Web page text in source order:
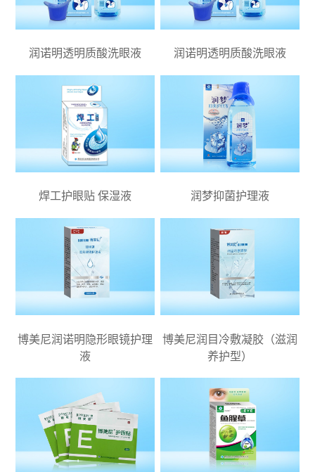
润诺明透明质酸洗眼液 润诺明透明质酸洗眼液
焊工护眼贴 保湿液 润梦抑菌护理液
博美尼润诺明隐形眼镜护理
液
博美尼润目冷敷凝胶（滋润
养护型）